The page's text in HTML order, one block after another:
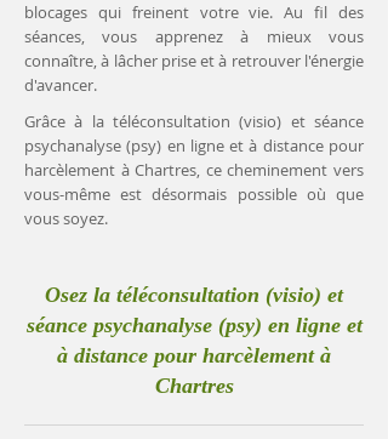
blocages qui freinent votre vie. Au fil des
séances, vous apprenez à mieux vous
connaître, à lâcher prise et à retrouver l'énergie
d'avancer.
Grâce à la téléconsultation (visio) et séance
psychanalyse (psy) en ligne et à distance pour
harcèlement à Chartres, ce cheminement vers
vous-même est désormais possible où que
vous soyez.
Osez la téléconsultation (visio) et
séance psychanalyse (psy) en ligne et
à distance pour harcèlement à
Chartres